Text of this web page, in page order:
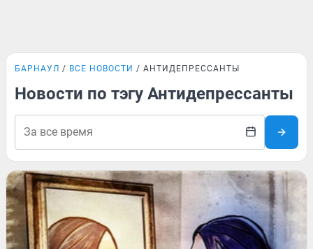
БАРНАУЛ ВСЕ НОВОСТИ АНТИДЕПРЕССАНТЫ
Новости по тэгу Антидепрессанты